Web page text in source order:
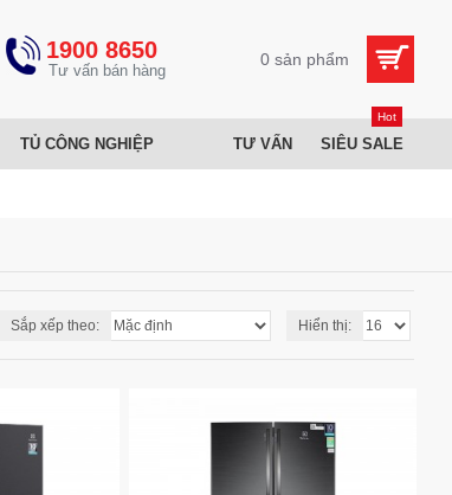
1900 8650 0 sản phẩm
TỦ CÔNG NGHIỆP TƯ VẤN SIÊU SALE
Hot
Sắp xếp theo: Hiển thị: